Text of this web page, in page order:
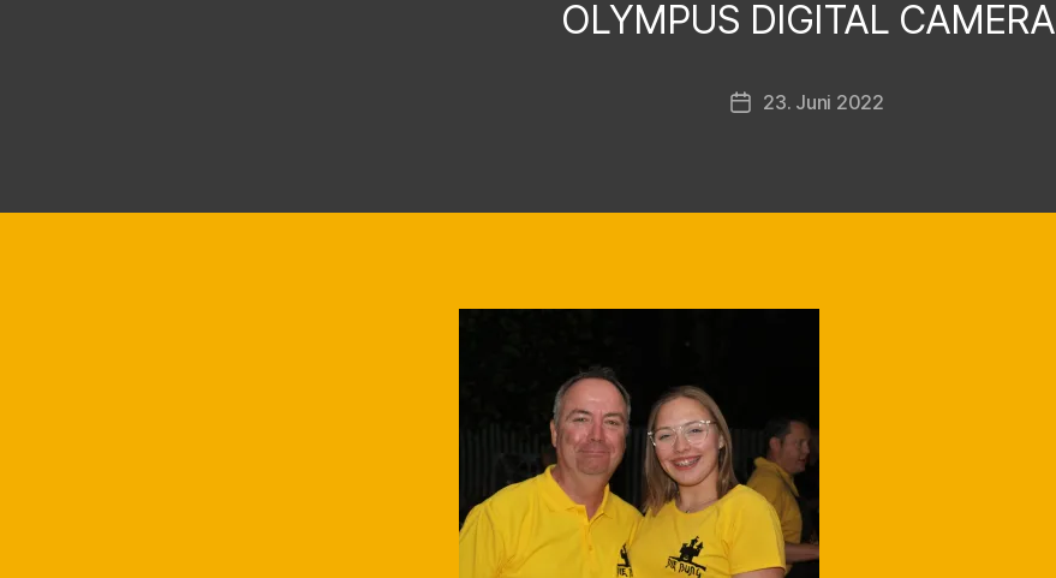
OLYMPUS DIGITAL CAMERA
Beitragsautor
a
t
i
Veröffentlichungsdatum
23. Juni 2022